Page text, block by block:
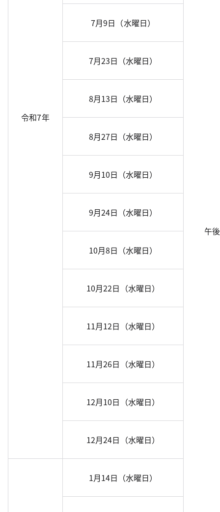
令和7年
午
7月9日（水曜日）
7月23日（水曜日）
8月13日（水曜日）
8月27日（水曜日）
9月10日（水曜日）
9月24日（水曜日）
10月8日（水曜日）
10月22日（水曜日）
11月12日（水曜日）
11月26日（水曜日）
12月10日（水曜日）
12月24日（水曜日）
1月14日（水曜日）